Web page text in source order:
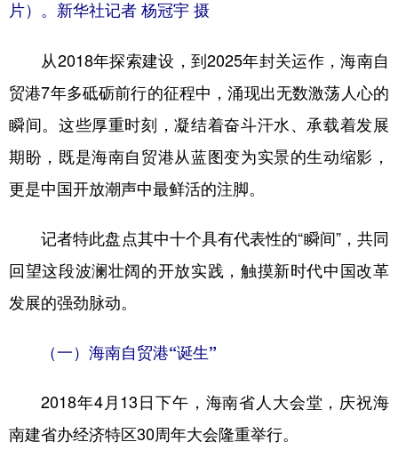
地方频道
北京 天津 河北 山西
辽宁 吉林 上海 江苏
山东 河南 湖北 湖南
广东 广西 海南 重庆
陕西 甘肃
内蒙古 黑龙江
片）。新华社记者 杨冠宇 摄
从2018年探索建设，到2025年封关运作，海南自
贸港7年多砥砺前行的征程中，涌现出无数激荡人心的
瞬间。这些厚重时刻，凝结着奋斗汗水、承载着发展
期盼，既是海南自贸港从蓝图变为实景的生动缩影，
更是中国开放潮声中最鲜活的注脚。
记者特此盘点其中十个具有代表性的“瞬间”，共同
回望这段波澜壮阔的开放实践，触摸新时代中国改革
发展的强劲脉动。
（一）海南自贸港“诞生”
2018年4月13日下午，海南省人大会堂，庆祝海
南建省办经济特区30周年大会隆重举行。